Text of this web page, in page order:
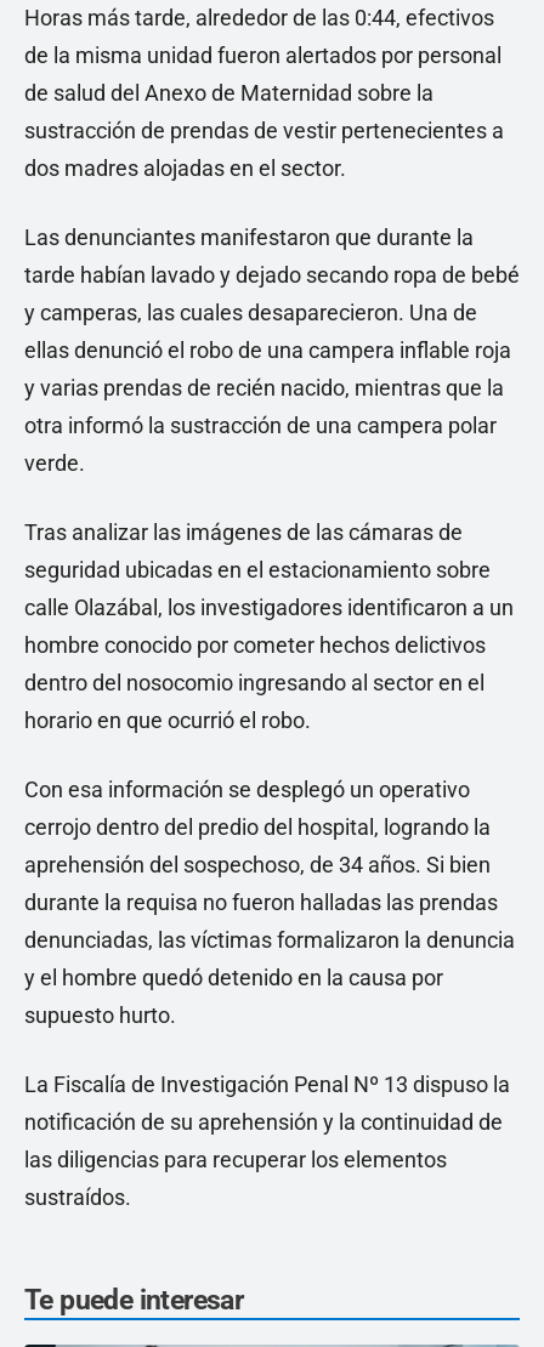
Horas más tarde, alrededor de las 0:44, efectivos
de la misma unidad fueron alertados por personal
de salud del Anexo de Maternidad sobre la
sustracción de prendas de vestir pertenecientes a
dos madres alojadas en el sector.
Las denunciantes manifestaron que durante la
tarde habían lavado y dejado secando ropa de bebé
y camperas, las cuales desaparecieron. Una de
ellas denunció el robo de una campera inflable roja
y varias prendas de recién nacido, mientras que la
otra informó la sustracción de una campera polar
verde.
Tras analizar las imágenes de las cámaras de
seguridad ubicadas en el estacionamiento sobre
calle Olazábal, los investigadores identificaron a un
hombre conocido por cometer hechos delictivos
dentro del nosocomio ingresando al sector en el
horario en que ocurrió el robo.
Con esa información se desplegó un operativo
cerrojo dentro del predio del hospital, logrando la
aprehensión del sospechoso, de 34 años. Si bien
durante la requisa no fueron halladas las prendas
denunciadas, las víctimas formalizaron la denuncia
y el hombre quedó detenido en la causa por
supuesto hurto.
La Fiscalía de Investigación Penal Nº 13 dispuso la
notificación de su aprehensión y la continuidad de
las diligencias para recuperar los elementos
sustraídos.
Te puede interesar